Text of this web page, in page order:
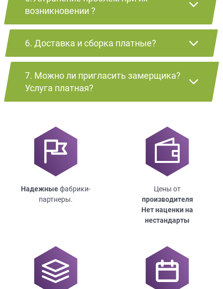
возникновении ?
6. Доставка и сборка платные?
7. Можно ли пригласить замерщика?
Услуга платная?
Надежныефабрики-
партнеры.
Цены от
производителя
Нет наценки на
нестандарты